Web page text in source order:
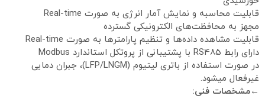
قابلیت محاسبه و نمایش آمار انرژی به صورت Real-time
مجهز به محافظت‌های الکترونیکی گسترده
قابلیت مشاهده داده‌ها و تنظیم پارامترها به صورت Real-time
دارای رابط RS485 با پشتیبانی از پروتکل استاندارد Modbus
در صورت استفاده از باتری لیتیوم (LFP/LNGM)، جبران دمایی
غیرفعال میشود.
←مشخصات فنی: